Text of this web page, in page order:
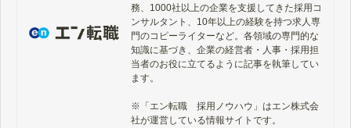
務、1000社以上の企業を支援してきた採用コ
ンサルタント、10年以上の経験を持つ求人専
門のコピーライターなど。各領域の専門的な
知識に基づき、企業の経営者・人事・採用担
当者のお役に立てるように記事を執筆してい
ます。
※「エン転職　採用ノウハウ」はエン株式会
社が運営している情報サイトです。